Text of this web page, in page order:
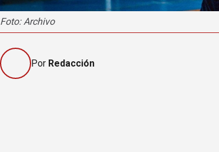
Foto: Archivo
Por Redacción